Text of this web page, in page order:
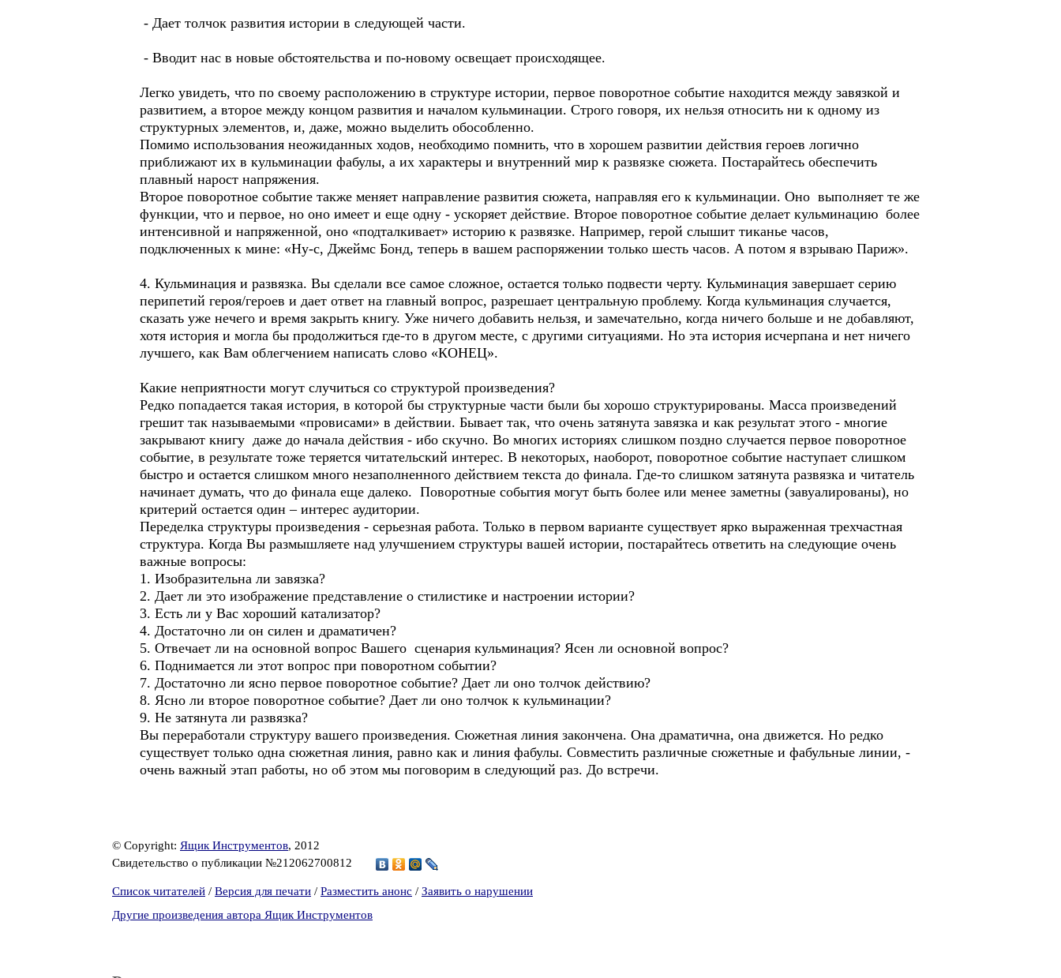
- Дает толчок развития истории в следующей части.
- Вводит нас в новые обстоятельства и по-новому освещает происходящее.
Легко увидеть, что по своему расположению в структуре истории, первое поворотное событие находится между завязкой и
развитием, а второе между концом развития и началом кульминации. Строго говоря, их нельзя относить ни к одному из
структурных элементов, и, даже, можно выделить обособленно.
Помимо использования неожиданных ходов, необходимо помнить, что в хорошем развитии действия героев логично
приближают их в кульминации фабулы, а их характеры и внутренний мир к развязке сюжета. Постарайтесь обеспечить
плавный нарост напряжения.
Второе поворотное событие также меняет направление развития сюжета, направляя его к кульминации. Оно выполняет те же
функции, что и первое, но оно имеет и еще одну - ускоряет действие. Второе поворотное событие делает кульминацию более
интенсивной и напряженной, оно «подталкивает» историю к развязке. Например, герой слышит тиканье часов,
подключенных к мине: «Ну-с, Джеймс Бонд, теперь в вашем распоряжении только шесть часов. А потом я взрываю Париж».
4. Кульминация и развязка. Вы сделали все самое сложное, остается только подвести черту. Кульминация завершает серию
перипетий героя/героев и дает ответ на главный вопрос, разрешает центральную проблему. Когда кульминация случается,
сказать уже нечего и время закрыть книгу. Уже ничего добавить нельзя, и замечательно, когда ничего больше и не добавляют,
хотя история и могла бы продолжиться где-то в другом месте, с другими ситуациями. Но эта история исчерпана и нет ничего
лучшего, как Вам облегчением написать слово «КОНЕЦ».
Какие неприятности могут случиться со структурой произведения?
Редко попадается такая история, в которой бы структурные части были бы хорошо структурированы. Масса произведений
грешит так называемыми «провисами» в действии. Бывает так, что очень затянута завязка и как результат этого - многие
закрывают книгу даже до начала действия - ибо скучно. Во многих историях слишком поздно случается первое поворотное
событие, в результате тоже теряется читательский интерес. В некоторых, наоборот, поворотное событие наступает слишком
быстро и остается слишком много незаполненного действием текста до финала. Где-то слишком затянута развязка и читатель
начинает думать, что до финала еще далеко. Поворотные события могут быть более или менее заметны (завуалированы), но
критерий остается один – интерес аудитории.
Переделка структуры произведения - серьезная работа. Только в первом варианте существует ярко выраженная трехчастная
структура. Когда Вы размышляете над улучшением структуры вашей истории, постарайтесь ответить на следующие очень
важные вопросы:
1. Изобразительна ли завязка?
2. Дает ли это изображение представление о стилистике и настроении истории?
3. Есть ли у Вас хороший катализатор?
4. Достаточно ли он силен и драматичен?
5. Отвечает ли на основной вопрос Вашего сценария кульминация? Ясен ли основной вопрос?
6. Поднимается ли этот вопрос при поворотном событии?
7. Достаточно ли ясно первое поворотное событие? Дает ли оно толчок действию?
8. Ясно ли второе поворотное событие? Дает ли оно толчок к кульминации?
9. Не затянута ли развязка?
Вы переработали структуру вашего произведения. Сюжетная линия закончена. Она драматична, она движется. Но редко
существует только одна сюжетная линия, равно как и линия фабулы. Совместить различные сюжетные и фабульные линии, -
очень важный этап работы, но об этом мы поговорим в следующий раз. До встречи.
© Copyright: Ящик Инструментов, 2012
Свидетельство о публикации №212062700812
Список читателей / Версия для печати / Разместить анонс / Заявить о нарушении
Другие произведения автора Ящик Инструментов